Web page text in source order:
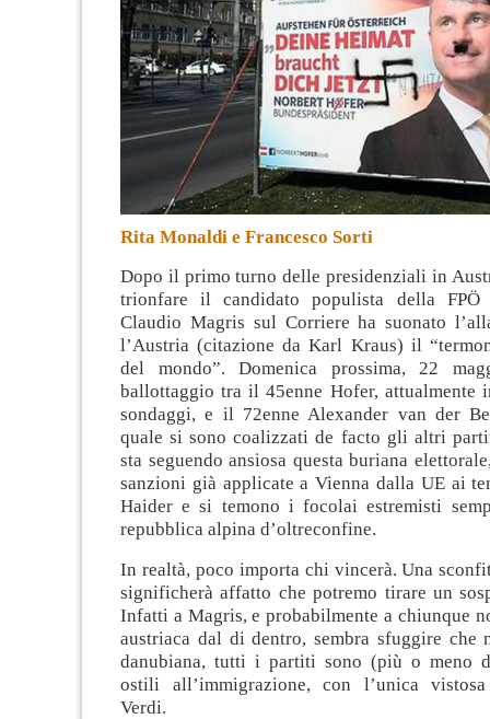
Rita Monaldi e Francesco Sorti
Dopo il primo turno delle presidenziali in
trionfare il candidato populista della FPÖ
Claudio Magris sul Corriere ha suonato
l’Austria (citazione da Karl Kraus) il
del mondo”. Domenica prossima, 22
ballottaggio tra il 45enne Hofer, attualmente
sondaggi, e il 72enne Alexander van der
quale si sono coalizzati de facto gli altri
sta seguendo ansiosa questa buriana
sanzioni già applicate a Vienna dalla UE ai
Haider e si temono i focolai estremisti
repubblica alpina d’oltreconfine.
In realtà, poco importa chi vincerà. Una
significherà affatto che potremo tirare un
Infatti a Magris, e probabilmente a chiunque
austriaca dal di dentro, sembra sfuggire che
danubiana, tutti i partiti sono (più o meno
ostili all’immigrazione, con l’unica
Verdi.